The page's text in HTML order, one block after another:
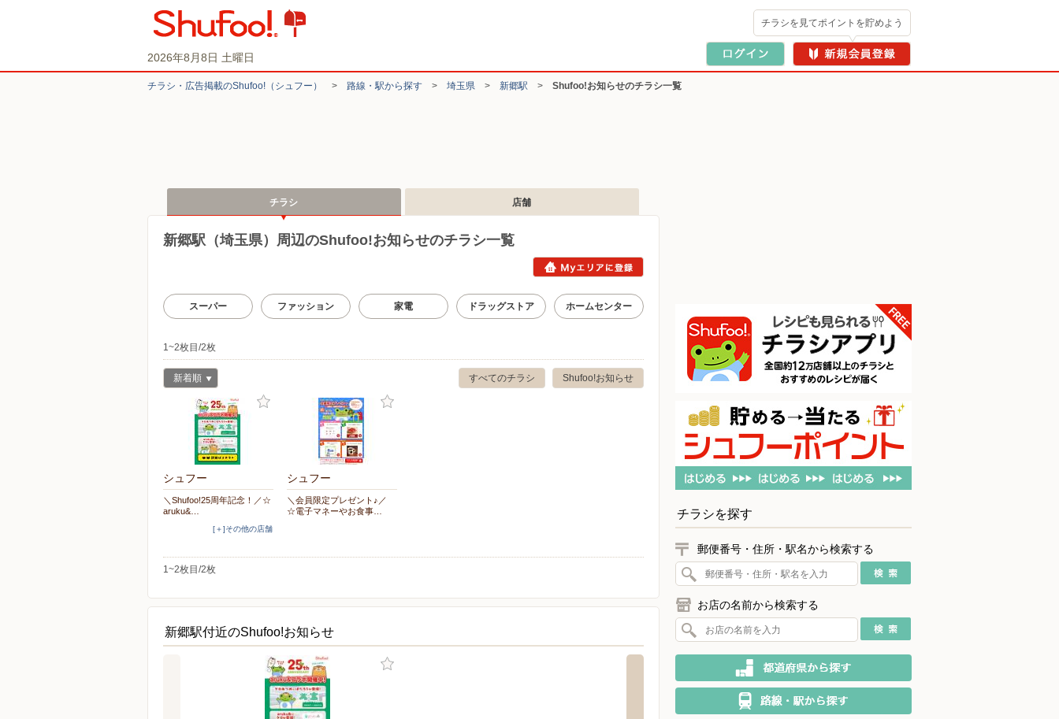
2026年8月8日 土曜日
チラシを見てポイントを貯めよう
チラシ・​広告掲載の​Shufoo!​（シュフー） > 路線・駅から探す > 埼玉県 > 新郷駅 > Shufoo!お知らせのチラシ一覧
チラシ 店舗
新郷駅（埼玉県）周辺のShufoo!お知らせのチラシ一覧
スーパー ファッション 家電 ドラッグストア ホームセンター
1~2枚目/2枚
Shufoo!お知らせ
すべてのチラシ
新着順
シュフー
＼Shufoo!25周年記念！／☆
aruku&…
[＋]その他の店舗
シュフー
＼会員限定プレゼント♪／
☆電子マネーやお食事…
1~2枚目/2枚
新郷駅付近のShufoo!お知らせ
チラシを探す
郵便番号・住所・駅名から検索する
お店の名前から検索する